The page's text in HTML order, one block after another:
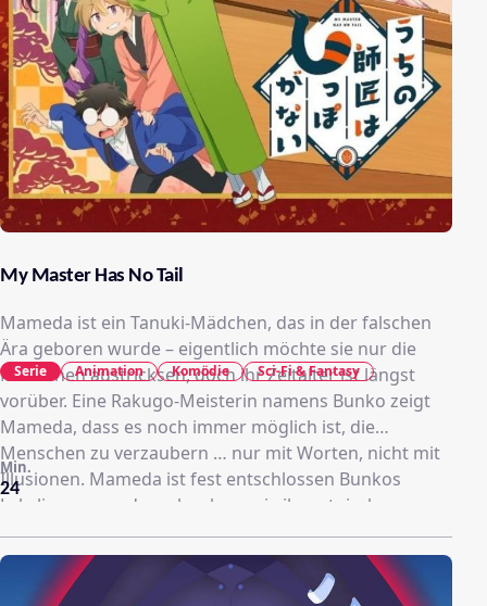
My Master Has No Tail
Mameda ist ein Tanuki-Mädchen, das in der falschen
Ära geboren wurde – eigentlich möchte sie nur die
Menschen austricksen, doch ihr Zeitalter ist längst
vorüber. Eine Rakugo-Meisterin namens Bunko zeigt
Mameda, dass es noch immer möglich ist, die
Menschen zu verzaubern … nur mit Worten, nicht mit
Illusionen. Mameda ist fest entschlossen Bunkos
Lehrling zu werden, aber kann sie ihre stoische
Meisterin davon überzeugen, sie aufzunehmen?
24
Min.
Serie Animation Komödie Sci-Fi & Fantasy